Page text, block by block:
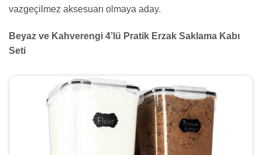
vazgeçilmez aksesuarı olmaya aday.
Beyaz ve Kahverengi 4’lü Pratik Erzak Saklama Kabı
Seti